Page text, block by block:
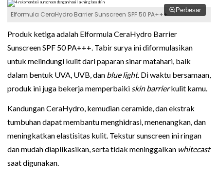
Perbesar
Elformula CeraHydro Barrier Sunscreen SPF 50 PA+++
Produk ketiga adalah Elformula CeraHydro Barrier
Sunscreen SPF 50 PA+++. Tabir surya ini diformulasikan
untuk melindungi kulit dari paparan sinar matahari, baik
dalam bentuk UVA, UVB, dan blue light. Di waktu bersamaan,
produk ini juga bekerja memperbaiki skin barrierkulit kamu.
Kandungan CeraHydro, kemudian ceramide, dan ekstrak
tumbuhan dapat membantu menghidrasi, menenangkan, dan
meningkatkan elastisitas kulit. Tekstur sunscreen ini ringan
dan mudah diaplikasikan, serta tidak meninggalkan whitecast
saat digunakan.